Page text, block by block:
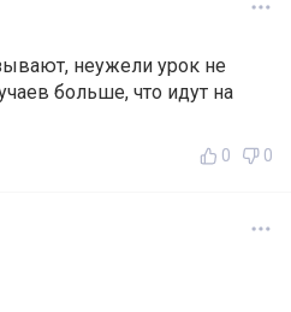
неужели урок не
больше, что идут на
0 0